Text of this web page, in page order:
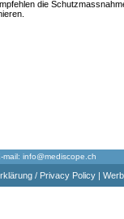
die
mail: info@mediscope.ch
/ Privacy Policy|